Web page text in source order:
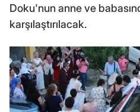
Doku'nun anne ve
karşılaştırılacak.